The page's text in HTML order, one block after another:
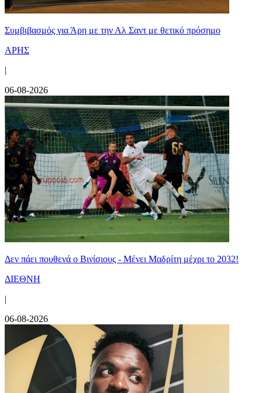
Συμβιβασμός για Άρη με την Αλ Σαντ με θετικό πρόσημο
ΑΡΗΣ
|
06-08-2026
Δεν πάει πουθενά ο Βινίσιους - Μένει Μαδρίτη μέχρι το 2032!
ΔΙΕΘΝΗ
|
06-08-2026